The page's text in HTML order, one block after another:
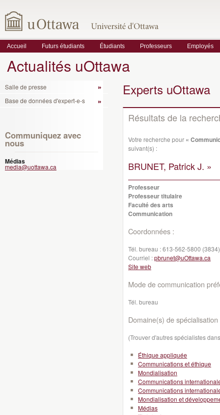
Accueil Futurs étudiants Étudiants Professeurs Employés
Actualités uOttawa
Salle de presse
Base de données d'expert-e-s
Communiquez avec
nous
Médias
media@uottawa.ca
Experts uOttawa
Résultats de la
Votre recherche pour «
suivant(s) :
BRUNET, Patrick J. »
Professeur
Professeur titulaire
Faculté des arts
Communication
Coordonnées :
Tél. bureau :613-562-5800 (3834)
Courriel :pbrunet@uOttawa.ca
Site web
Mode de communication
Tél. bureau
Domaine(s) de spécialisation
(Trouver d'autres spécialistes
Éthique appliquée
Communications et éthique
Mondialisation
Communications
Communications
Mondialisation et
Médias